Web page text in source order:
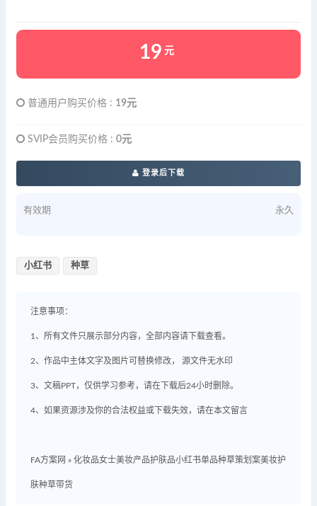
19 元
普通用户购买价格 : 19元
SVIP会员购买价格 : 0元
登录后下载
有效期 永久
小红书 种草
注意事项：
1、所有文件只展示部分内容，全部内容请下载查看。
2、作品中主体文字及图片可替换修改， 源文件无水印
3、文稿PPT，仅供学习参考，请在下载后24小时删除。
4、如果资源涉及你的合法权益或下载失效，请在本文留言
FA方案网 » 化妆品女士美妆产品护肤品小红书单品种草策划案美妆护
肤种草带货